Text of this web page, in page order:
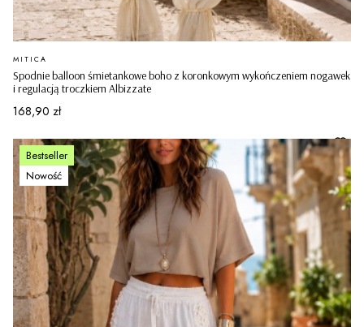
Spodnie balloon śmietankowe boho z koronkowym wykończeniem nogawek
i regulacją troczkiem Albizzate
PRODUCENT
MITICA
Cena
168,90 zł
Bestseller
Nowość